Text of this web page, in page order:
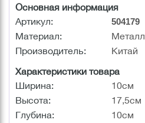
Основная информация
Артикул:
504179
Материал:
Металл
Производитель:
Китай
Характеристики товара
Ширина:
10см
Высота:
17,5см
Глубина:
10см